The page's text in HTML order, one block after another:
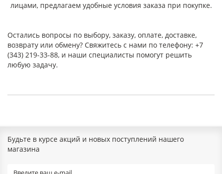
Не стареет (не гниет, не растворяется в
Простота использования:
Надежность:
Долговечность:
Радиационная безопасность.
картона КАОН
при производстве холодильного оборудования
в металлургии в промышленных котлах
для тепловая защита труб отопительных систем и
лицами, предлагаем удобные условия заказа при покупке.
Остались вопросы по выбору, заказу, оплате, доставке,
возврату или обмену? Свяжитесь с нами по телефону: +7
(343) 219-33-88, и наши специалисты помогут решить
любую задачу.
Будьте в курсе акций и новых поступлений нашего
магазина